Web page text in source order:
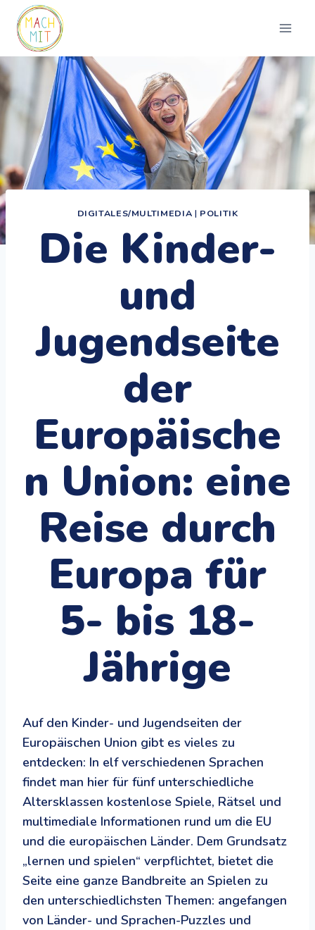
Zum
Inhalt
springen
DIGITALES/MULTIMEDIA | POLITIK
Die Kinder-
und
Jugendseite
der
Europäische
n Union: eine
Reise durch
Europa für
5- bis 18-
Jährige
Auf den Kinder- und Jugendseiten der
Europäischen Union gibt es vieles zu
entdecken: In elf verschiedenen Sprachen
findet man hier für fünf unterschiedliche
Altersklassen kostenlose Spiele, Rätsel und
multimediale Informationen rund um die EU
und die europäischen Länder. Dem Grundsatz
„lernen und spielen“ verpflichtet, bietet die
Seite eine ganze Bandbreite an Spielen zu
den unterschiedlichsten Themen: angefangen
von Länder- und Sprachen-Puzzles und